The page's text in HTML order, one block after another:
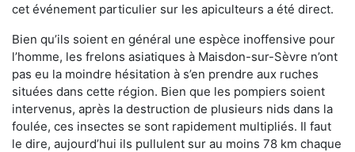
cet événement particulier sur les apiculteurs a été direct.
Bien qu’ils soient en général une espèce inoffensive pour
l’homme, les frelons asiatiques à Maisdon-sur-Sèvre n’ont
pas eu la moindre hésitation à s’en prendre aux ruches
situées dans cette région. Bien que les pompiers soient
intervenus, après la destruction de plusieurs nids dans la
foulée, ces insectes se sont rapidement multipliés. Il faut
le dire, aujourd’hui ils pullulent sur au moins 78 km chaque